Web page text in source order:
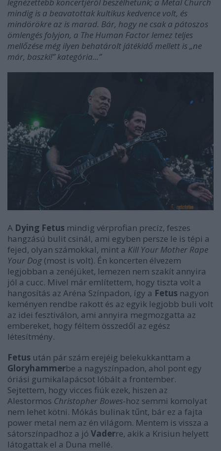
legnézettebb koncertjéről beszélhetünk; a Metal Church
mindig is a beavatottak kultikus kedvence volt, és
mindörökre az is marad. Bár, hogy ne csak a pátoszos
ömlengés folyjon, a The Human Factor lemez teljes
mellőzése még ilyen behatárolt játékidő mellett is „ne
már, baszki!” kategória...”
A Dying Fetus mindig vérprofian precíz, feszes
hangzású bulit csinál, ami egyben persze le is tépi a
fejed, olyan számokkal, mint a Kill Your Mother Rape
Your Dog (most is volt). Én koncerten élvezem
legjobban a zenéjüket, lemezen nem szakít annyira
jól a cucc. Mivel már említettem, hogy tiszta volt a
hangosítás az Aréna Színpadon, így a Fetus nagyon
keményen rendbe rakott és az egyik legjobb buli volt
az idei fesztiválon, ami annyira megmozgatta az
embereket, hogy féltem összedől az egész
létesítmény.
Fetus után pár szám erejéig belekukkanttam a
Gloryhammerbe a nagyszínpadon, ahol pont egy
óriási gumikalapácsot lóbált a frontember.
Sejtettem, hogy vicces fiúk ezek, hiszen az
Alestormos Christopher Bowes-hoz semmi komolyat
nem lehet kötni. Mókás bulinak tűnt, bár ez a fajta
power metal nem az én világom. Mentem is vissza a
sátorszínpadhoz a jó Vaderre, akik a Krisiun helyett
látogattak el a Duna mellé.